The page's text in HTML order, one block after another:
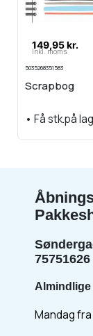
149,95 kr.
Inkl. moms
5035268351583
Scrapbog
• Få stk.på
75751626
Mandag fra